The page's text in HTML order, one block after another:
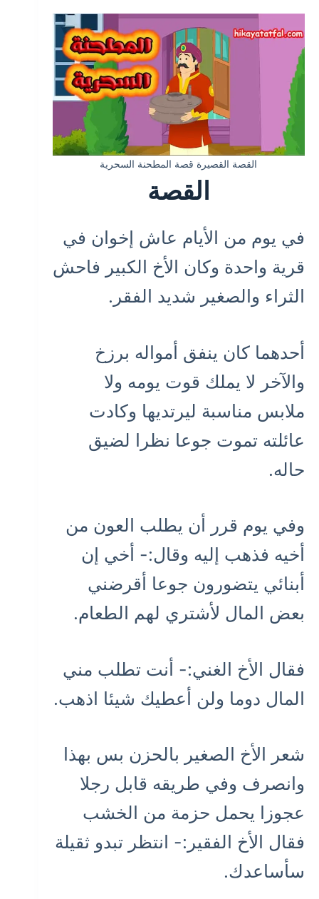
القصة القصيرة قصة المطحنة السحرية
القصة
في يوم من الأيام عاش إخوان في
قرية واحدة وكان الأخ الكبير فاحش
الثراء والصغير شديد الفقر.
أحدهما كان ينفق أمواله برزخ
والآخر لا يملك قوت يومه ولا
ملابس مناسبة ليرتديها وكادت
عائلته تموت جوعا نظرا لضيق
حاله.
وفي يوم قرر أن يطلب العون من
أخيه فذهب إليه وقال:- أخي إن
أبنائي يتضورون جوعا أقرضني
بعض المال لأشتري لهم الطعام.
فقال الأخ الغني:- أنت تطلب مني
المال دوما ولن أعطيك شيئا اذهب.
شعر الأخ الصغير بالحزن بس بهذا
وانصرف وفي طريقه قابل رجلا
عجوزا يحمل حزمة من الخشب
فقال الأخ الفقير:- انتظر تبدو ثقيلة
سأساعدك.